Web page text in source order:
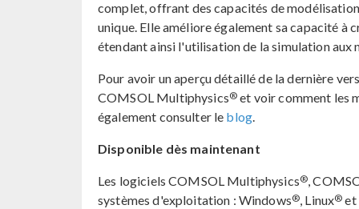
complet, offrant des capacités de
unique. Elle améliore également sa capacité
étendant ainsi l'utilisation de la simulation aux
Pour avoir un aperçu détaillé de la dernière
COMSOL Multiphysics® et voir comment les
également consulter le blog.
Disponible dès maintenant
Les logiciels COMSOL Multiphysics®,
systèmes d'exploitation : Windows®, Linux® et